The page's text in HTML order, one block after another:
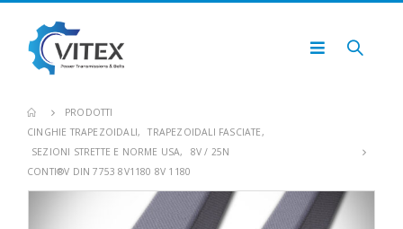
PRODOTTI
CINGHIE TRAPEZOIDALI, TRAPEZOIDALI FASCIATE,
SEZIONI STRETTE E NORME USA,
8V / 25N
CONTI®V DIN 7753 8V1180 8V 1180